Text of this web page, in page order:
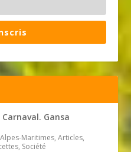
Carnaval. Gansa
Maritimes, Articles,
Société